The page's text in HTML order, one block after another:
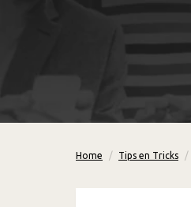
Home Tips en Tricks